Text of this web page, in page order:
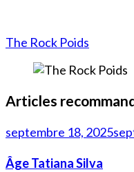
The Rock Poids
Articles
septembre 18, 2025
Âge Tatiana Silva